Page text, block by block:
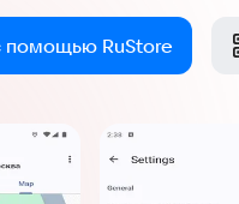
помощью RuStore